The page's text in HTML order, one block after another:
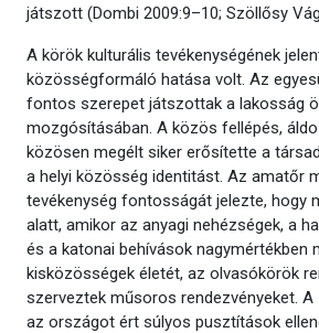
játszott (Dombi 2009:9–10; Szöllősy
A körök kulturális tevékenységének
közösségformáló hatása volt. Az
fontos szerepet játszottak a lakosság
mozgósításában. A közös fellépés,
közösen megélt siker erősítette a
a helyi közösség identitást. Az amatőr
tevékenység fontosságát jelezte, hogy
alatt, amikor az anyagi nehézségek, a
és a katonai behívások nagymértékben
kisközösségek életét, az olvasókörök
szerveztek műsoros rendezvényeket. A
az országot ért súlyos pusztítások